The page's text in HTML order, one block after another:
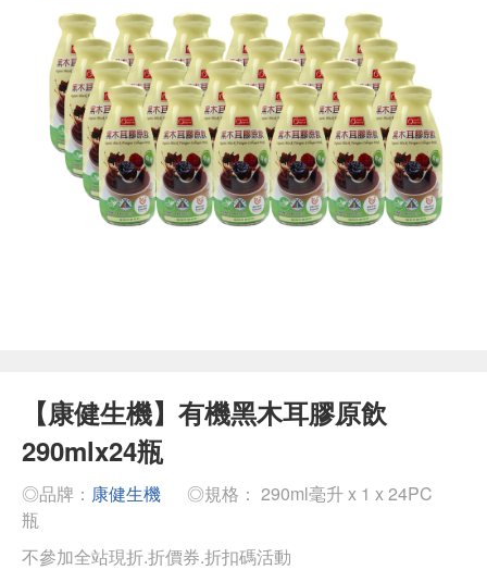
【康健生機】有機黑木耳膠原飲
290mlx24瓶
◎品牌： 康健生機
◎規格： 290ml毫升 x 1 x 24PC
瓶
不參加全站現折.折價券.折扣碼活動